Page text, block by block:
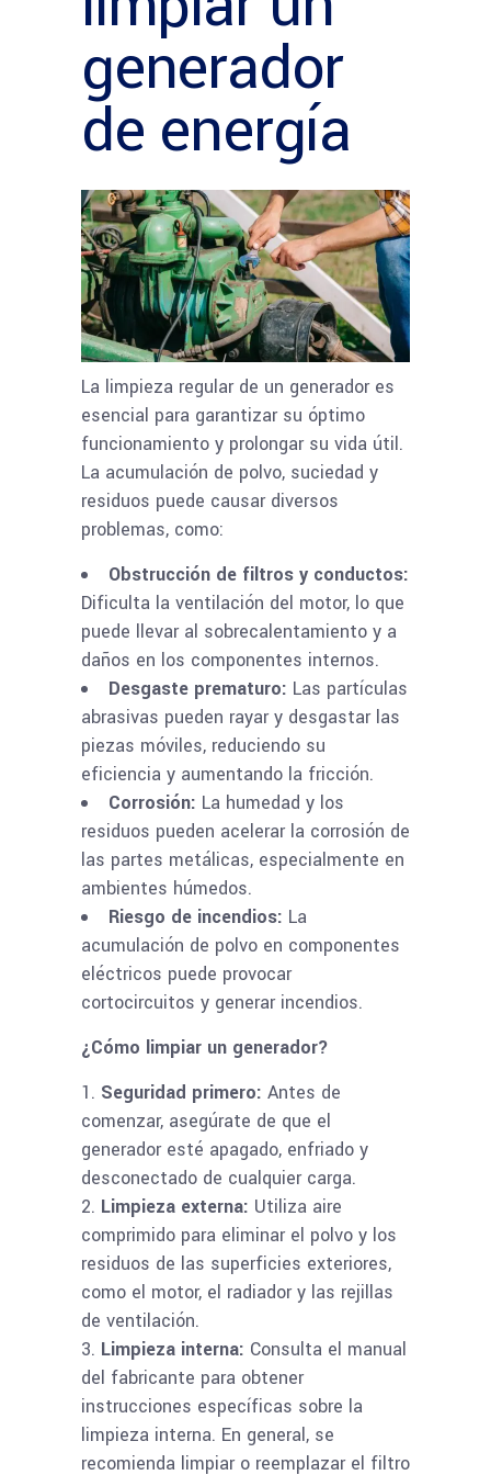
generador
de energía
La limpieza regular de un generador es
esencial para garantizar su óptimo
funcionamiento y prolongar su vida útil.
La acumulación de polvo, suciedad y
residuos puede causar diversos
problemas, como:
Obstrucción de filtros y conductos:
Dificulta la ventilación del motor, lo que
puede llevar al sobrecalentamiento y a
daños en los componentes internos.
Desgaste prematuro: Las partículas
abrasivas pueden rayar y desgastar las
piezas móviles, reduciendo su
eficiencia y aumentando la fricción.
Corrosión: La humedad y los
residuos pueden acelerar la corrosión de
las partes metálicas, especialmente en
ambientes húmedos.
Riesgo de incendios: La
acumulación de polvo en componentes
eléctricos puede provocar
cortocircuitos y generar incendios.
¿Cómo limpiar un generador?
Seguridad primero: Antes de
comenzar, asegúrate de que el
generador esté apagado, enfriado y
desconectado de cualquier carga.
Limpieza externa: Utiliza aire
comprimido para eliminar el polvo y los
residuos de las superficies exteriores,
como el motor, el radiador y las rejillas
de ventilación.
Limpieza interna: Consulta el manual
del fabricante para obtener
instrucciones específicas sobre la
limpieza interna. En general, se
recomienda limpiar o reemplazar el filtro